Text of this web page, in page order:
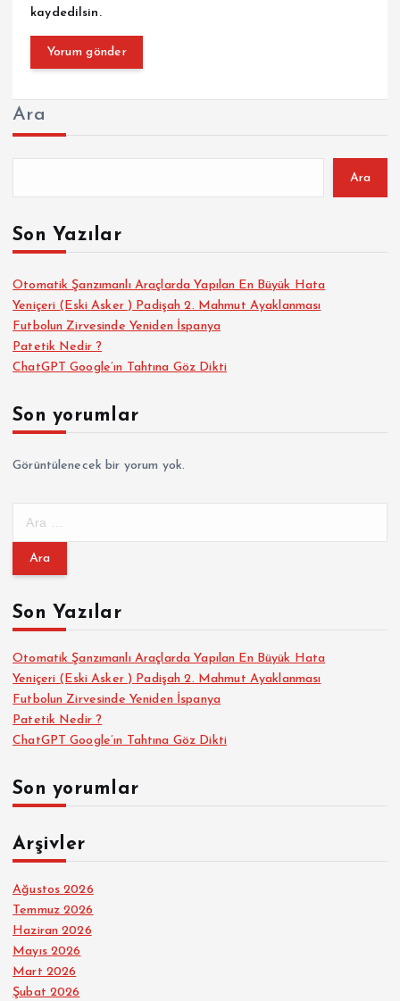
kaydedilsin.
Ara
Ara
Son Yazılar
Otomatik Şanzımanlı Araçlarda Yapılan En Büyük Hata
Yeniçeri (Eski Asker ) Padişah 2. Mahmut Ayaklanması
Futbolun Zirvesinde Yeniden İspanya
Patetik Nedir ?
ChatGPT Google’ın Tahtına Göz Dikti
Son yorumlar
Görüntülenecek bir yorum yok.
m
:Son Yazılar
Otomatik Şanzımanlı Araçlarda Yapılan En Büyük Hata
Yeniçeri (Eski Asker ) Padişah 2. Mahmut Ayaklanması
Futbolun Zirvesinde Yeniden İspanya
Patetik Nedir ?
ChatGPT Google’ın Tahtına Göz Dikti
Son yorumlar
Arşivler
Ağustos 2026
Temmuz 2026
Haziran 2026
Mayıs 2026
Mart 2026
Şubat 2026